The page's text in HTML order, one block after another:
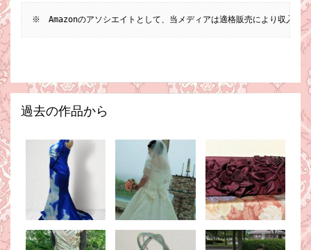
※　Amazonのアソシエイトとして、当メディアは適格販売により収入を
過去の作品から